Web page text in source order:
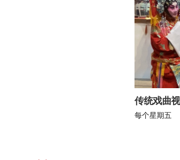
传统戏曲
每个星期五